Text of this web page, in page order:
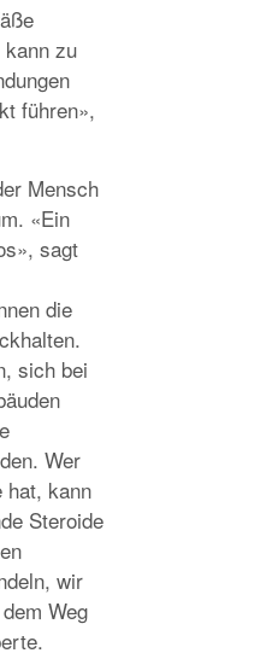
zu
führen»,
Mensch
«Ein
sagt
die
sich bei
Wer
hat, kann
Steroide
wir
Weg